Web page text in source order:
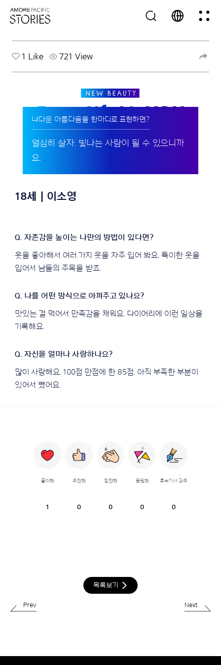
1 Like 721 View
나다운 아름다움을 한마디로 표현하면?
열심히 살자. 빛나는 사람이 될 수 있으니까
요.
18세 | 이소영
옷을 좋아해서 여러 가지 옷을 자주 입어 봐요. 특이한 옷을
입어서 남들의 주목을 받죠.
맛있는 걸 먹어서 만족감을 채워요. 다이어리에 이런 일상을
기록해요.
많이 사랑해요. 100점 만점에 한 85점. 아직 부족한 부분이
있어서 뺐어요.
좋아해
1
추천해
0
칭찬해
0
응원해
0
후속기사 강추
0
목록보기
Prev Next